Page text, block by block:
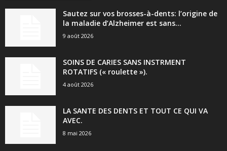
Sautez sur vos brosses-à-dents: l’origine de
la maladie d’Alzheimer est sans...
9 août 2026
SOINS DE CARIES SANS INSTRMENT
ROTATIFS (« roulette »).
4 août 2026
LA SANTE DES DENTS ET TOUT CE QUI VA
AVEC.
8 mai 2026